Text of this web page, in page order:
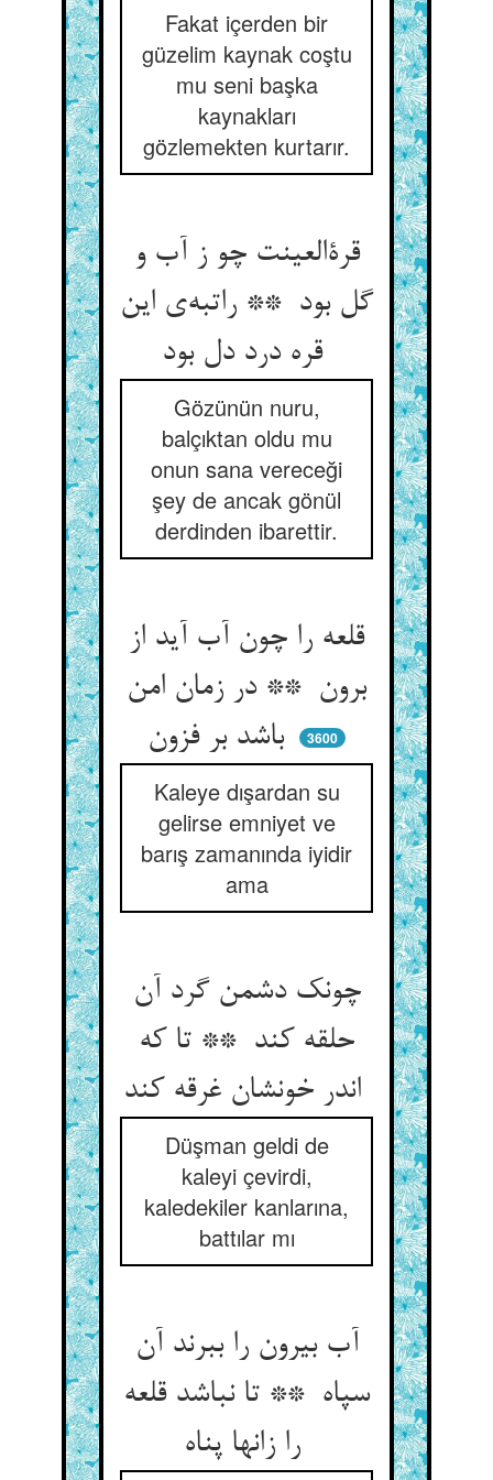
Fakat içerden bir
güzelim kaynak coştu
mu seni başka
kaynakları
gözlemekten kurtarır.
قرةالعینت چو ز آب و
گل بود ** راتبه‌ی این
قره درد دل بود
Gözünün nuru,
balçıktan oldu mu
onun sana vereceği
şey de ancak gönül
derdinden ibarettir.
قلعه را چون آب آید از
برون ** در زمان امن
باشد بر فزون
3600
Kaleye dışardan su
gelirse emniyet ve
barış zamanında iyidir
ama
چونک دشمن گرد آن
حلقه کند ** تا که
Düşman geldi de
kaleyi çevirdi,
kaledekiler kanlarına,
battılar mı
آب بیرون را ببرند آن
سپاه ** تا نباشد قلعه